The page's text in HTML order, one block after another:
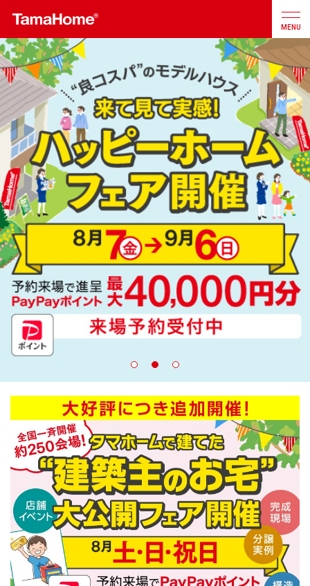
店舗検索 お問合せ
注文住宅
戸建分譲 住宅
リフォーム
不動産事業
建築実例
生活サービス・
企業・IR情報
MENU